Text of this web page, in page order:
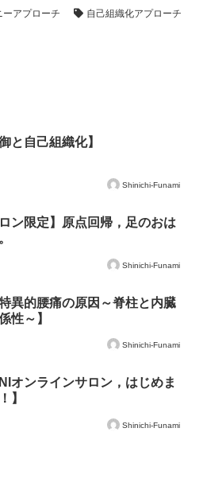
ーアプローチ
自己組織化アプローチ
御と自己組織化】
Shinichi-Funami
ロン限定】原点回帰，足のおは
Shinichi-Funami
特異的腰痛の原因～脊柱と内臓
性～】
Shinichi-Funami
オンラインサロン，はじめま
】
Shinichi-Funami